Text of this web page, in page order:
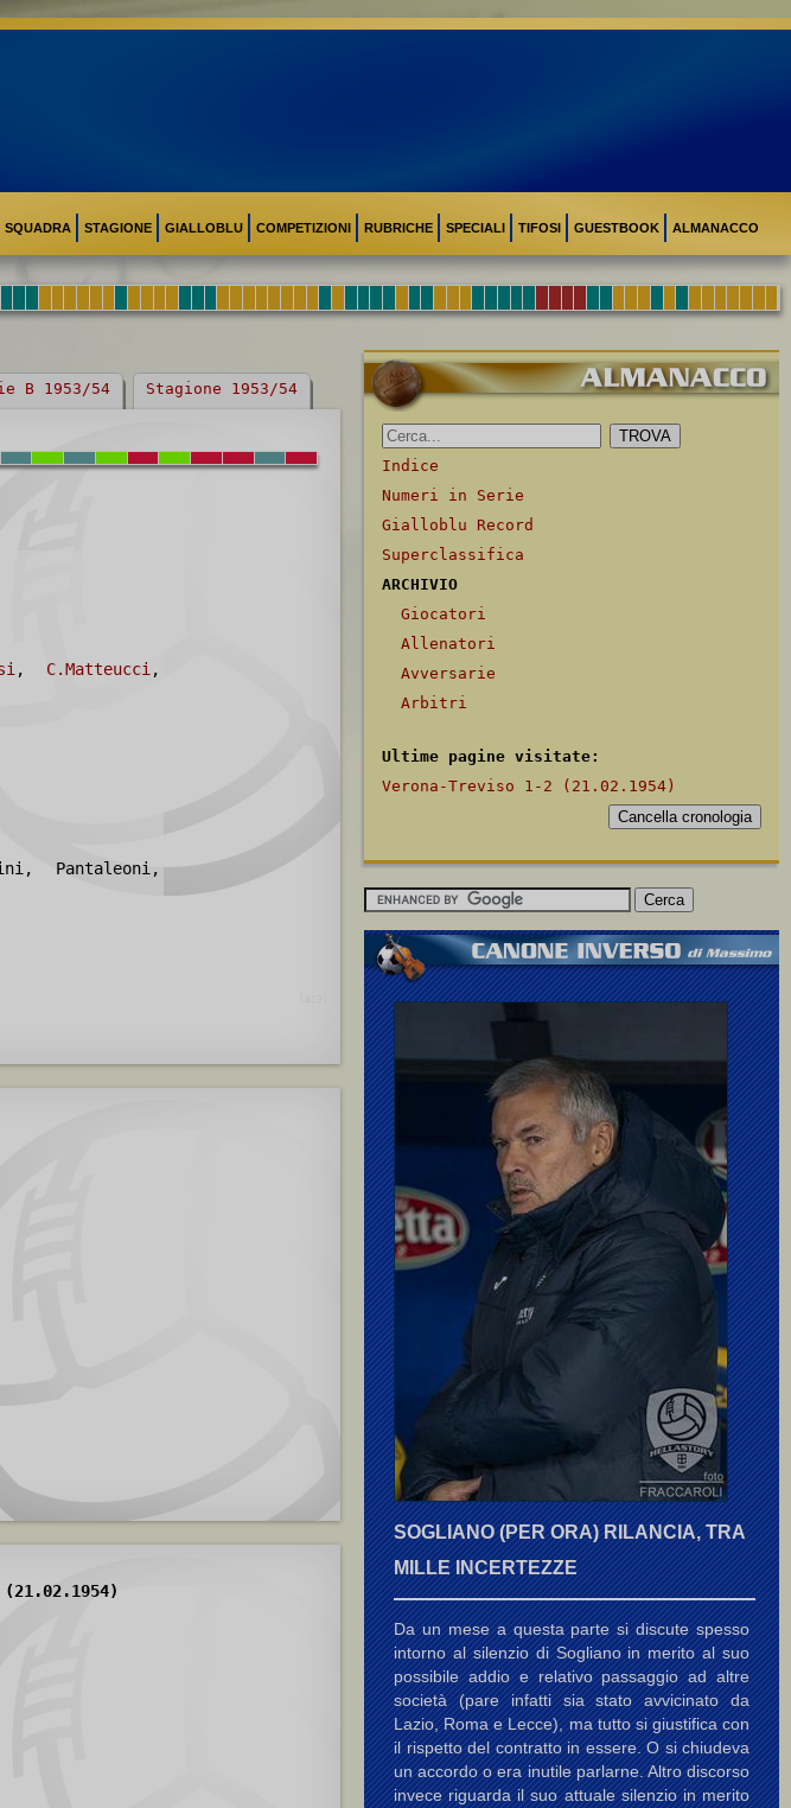
SQUADRA STAGIONE GIALLOBLU COMPETIZIONI RUBRICHE SPECIALI TIFOSI GUESTBOOK ALMANACCO
B 1953/54 Stagione 1953/54
, C.Matteucci ,
Pantaleoni,
Indice
Numeri in Serie
Gialloblu Record
Superclassifica
ARCHIVIO
Giocatori
Allenatori
Avversarie
Arbitri
Ultime pagine visitate:
Verona-Treviso 1-2 (21.02.1954)
SOGLIANO (PER ORA) RILANCIA, TRA
MILLE INCERTEZZE
Da un mese a questa parte si discute spesso
intorno al silenzio di Sogliano in merito al suo
possibile addio e relativo passaggio ad altre
società (pare infatti sia stato avvicinato da
Lazio, Roma e Lecce), ma tutto si giustifica con
il rispetto del contratto in essere. O si chiudeva
un accordo o era inutile parlarne. Altro discorso
invece riguarda il suo attuale silenzio in merito